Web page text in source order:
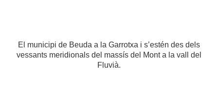
El municipi de Beuda a la Garrotxa i s’estén des dels
vessants meridionals del massís del Mont a la vall del
Fluvià.